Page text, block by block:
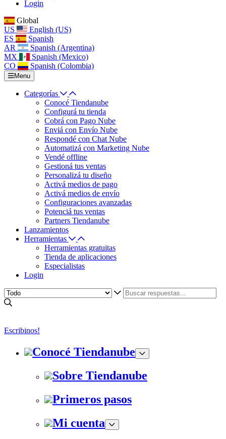
Login
Global
US
English (US)
ES
Spanish
AR
Spanish (Argentina)
MX
Spanish (Mexico)
CO
Spanish (Colombia)
Menu
Categorías
Conocé Tiendanube
Configurá tu tienda
Cobrá con Pago Nube
Enviá con Envío Nube
Respondé con Chat Nube
Automatizá con Marketing Nube
Vendé offline
Gestioná tus ventas
Personalizá tu diseño
Activá medios de pago
Activá medios de envío
Configuraciones avanzadas
Potenciá tus ventas
Partners Tiendanube
Lanzamientos
Herramientas
Herramientas gratuitas
Tienda de aplicaciones
Especialistas
Login
Escribinos!
Conocé Tiendanube
Sobre Tiendanube
Primeros pasos
Mi cuenta